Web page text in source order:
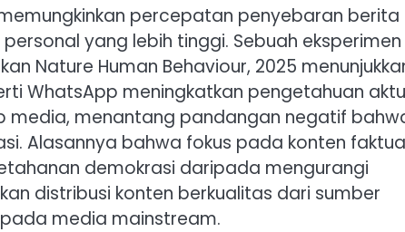
percepatan penyebaran berita
yang lebih tinggi. Sebuah eksperimen
Nature Human Behaviour, 2025
WhatsApp meningkatkan pengetahuan
media, menantang pandangan negatif
Alasannya bahwa fokus pada konten
demokrasi daripada mengurangi
distribusi konten berkualitas dari sumber
media mainstream.